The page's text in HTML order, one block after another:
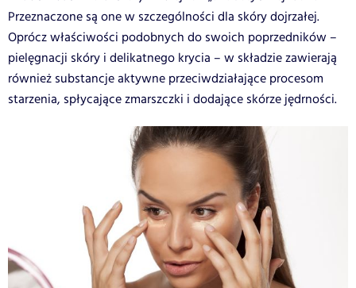
Przeznaczone są one w szczególności dla skóry dojrzałej.
Oprócz właściwości podobnych do swoich poprzedników –
pielęgnacji skóry i delikatnego krycia – w składzie zawierają
również substancje aktywne przeciwdziałające procesom
starzenia, spłycające zmarszczki i dodające skórze jędrności.